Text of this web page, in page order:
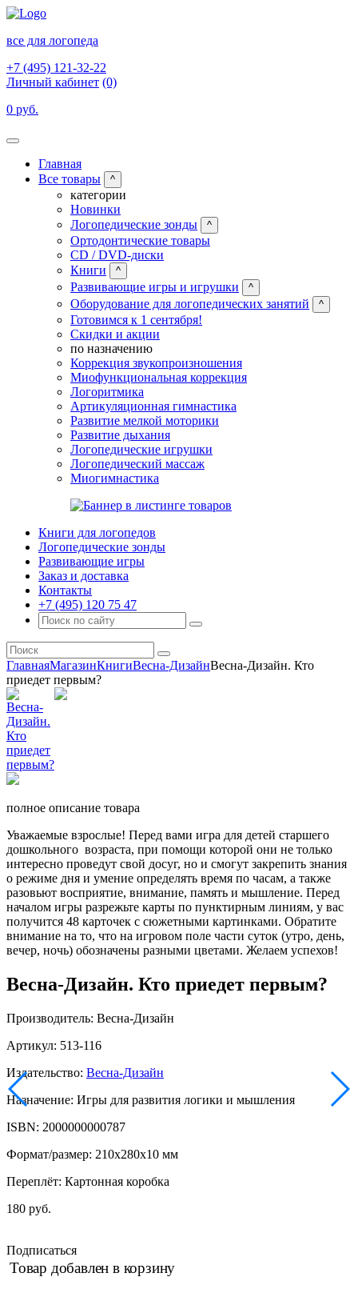
все для логопеда
+7 (495) 121-32-22
Личный кабинет (0)
0 руб.
Главная
Все товары
^
категории
Новинки
Логопедические зонды
^
Ортодонтические товары
CD / DVD-диски
Книги
^
Развивающие игры и игрушки ^
Оборудование для логопедических занятий ^
Готовимся к 1 сентября!
Скидки и акции
по назначению
Коррекция звукопроизношения
Миофункциональная коррекция
Логоритмика
Артикуляционная гимнастика
Развитие мелкой моторики
Развитие дыхания
Логопедические игрушки
Логопедический массаж
Миогимнастика
Книги для логопедов
Логопедические зонды
Развивающие игры
Заказ и доставка
Контакты
+7 (495) 120 75 47
ГлавнаяМагазинКнигиВесна-ДизайнВесна-Дизайн. Кто
приедет первым?
полное описание товара
Уважаемые взрослые! Перед вами игра для детей старшего
дошкольного возраста, при помощи которой они не только
интересно проведут свой досуг, но и смогут закрепить знания
о режиме дня и умение определять время по часам, а также
разовьют восприятие, внимание, память и мышление. Перед
началом игры разрежьте карты по пунктирным линиям, у вас
получится 48 карточек с сюжетными картинками. Обратите
внимание на то, что на игровом поле части суток (утро, день,
вечер, ночь) обозначены разными цветами. Желаем успехов!
Весна-Дизайн. Кто приедет первым?
Производитель: Весна-Дизайн
Артикул: 513-116
Издательство: Весна-Дизайн
Назначение: Игры для развития логики и мышления
ISBN: 2000000000787
Формат/размер: 210x280x10 мм
Переплёт: Картонная коробка
180 руб.
Подписаться
Товар добавлен в корзину